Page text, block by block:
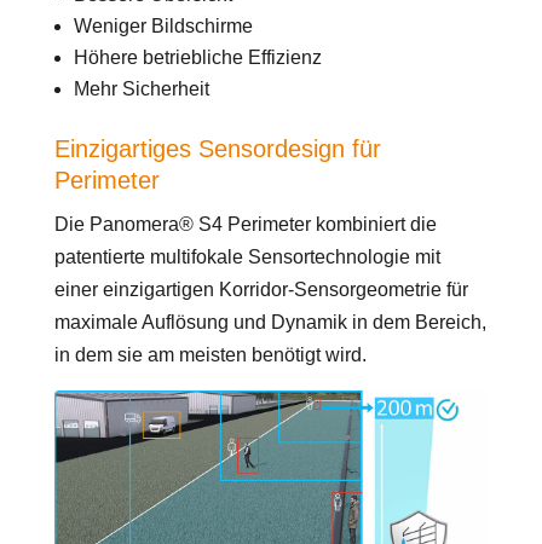
Weniger Bildschirme
Höhere betriebliche Effizienz
Mehr Sicherheit
Einzigartiges Sensordesign für
Perimeter
Die Panomera® S4 Perimeter kombiniert die
patentierte multifokale Sensortechnologie mit
einer einzigartigen Korridor-Sensorgeometrie für
maximale Auflösung und Dynamik in dem Bereich,
in dem sie am meisten benötigt wird.